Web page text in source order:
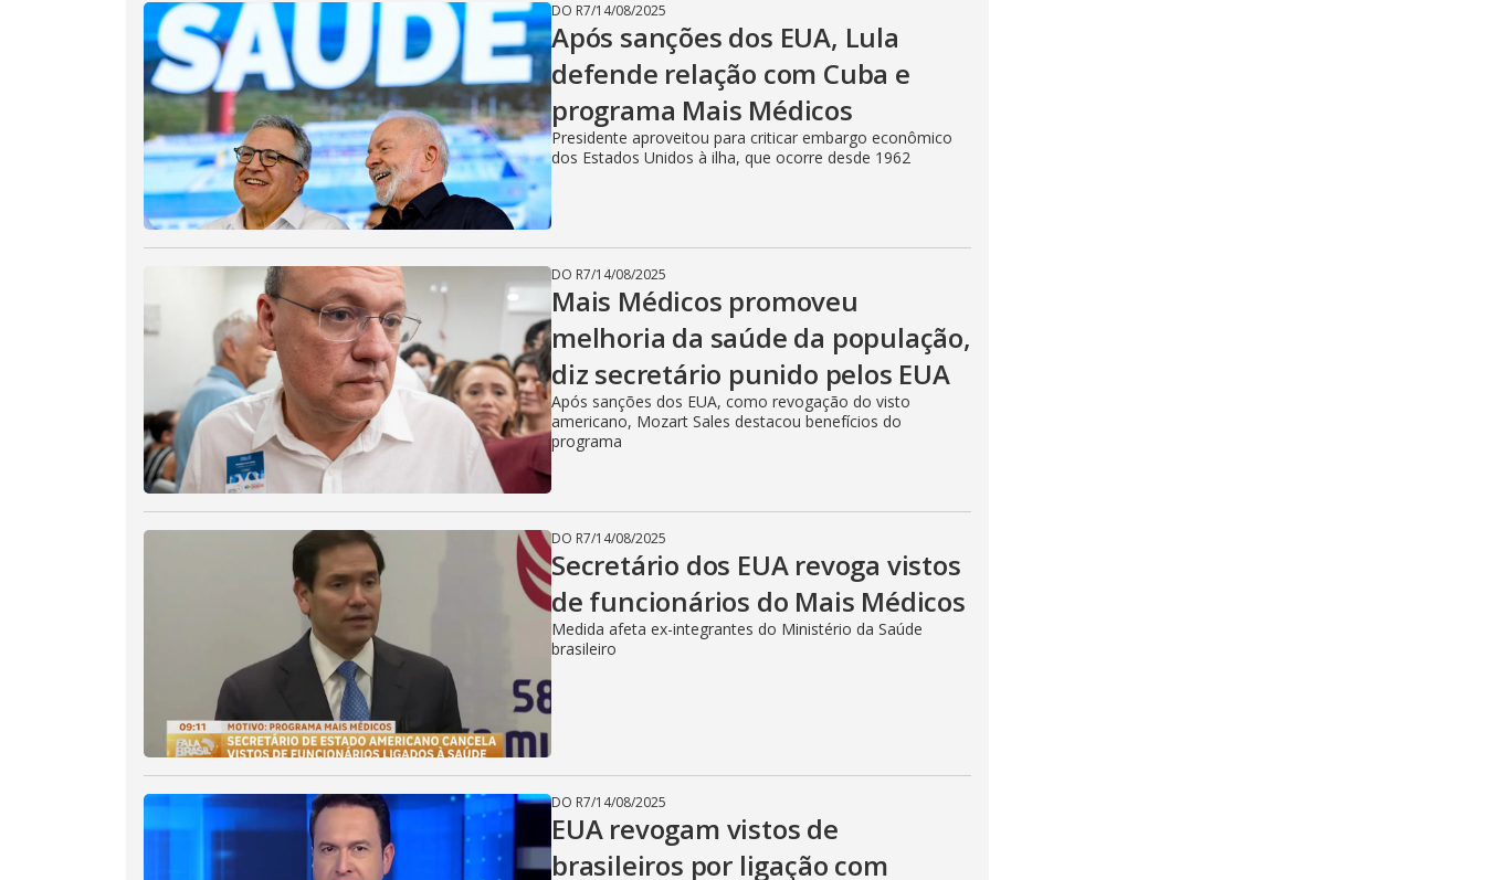
DO R7/14/08/2025
Após sanções dos EUA, Lula
defende relação com Cuba e
programa Mais Médicos
Presidente aproveitou para criticar embargo econômico
dos Estados Unidos à ilha, que ocorre desde 1962
DO R7/14/08/2025
Mais Médicos promoveu
melhoria da saúde da população,
diz secretário punido pelos EUA
Após sanções dos EUA, como revogação do visto
americano, Mozart Sales destacou benefícios do
programa
DO R7/14/08/2025
Secretário dos EUA revoga vistos
de funcionários do Mais Médicos
Medida afeta ex-integrantes do Ministério da Saúde
brasileiro
DO R7/14/08/2025
EUA revogam vistos de
brasileiros por ligação com